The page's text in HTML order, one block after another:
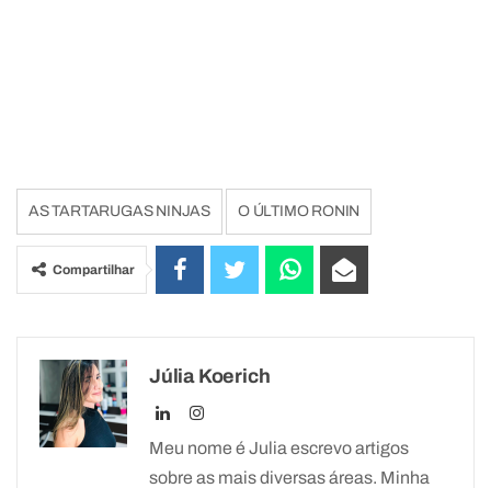
AS TARTARUGAS NINJAS O ÚLTIMO RONIN
Compartilhar
Júlia Koerich
Meu nome é Julia escrevo artigos
sobre as mais diversas áreas. Minha